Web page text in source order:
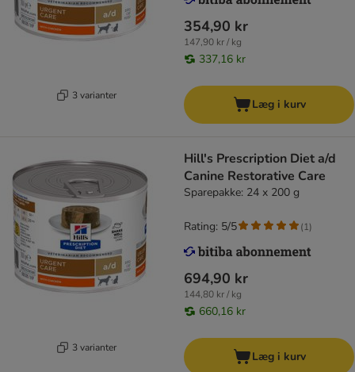
3 varianter
354,90 kr
147,90 kr / kg
337,16 kr
Læg i kurv
3 varianter
Hill's Prescription Diet a/d
Canine Restorative Care
Sparepakke: 24 x 200 g
694,90 kr
144,80 kr / kg
660,16 kr
Rating: 5/5 (1)
Læg i kurv